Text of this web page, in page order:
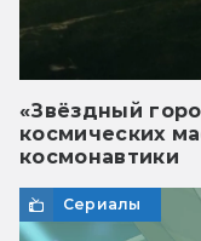
«Звёздный
космических
космонавтики
Сериалы